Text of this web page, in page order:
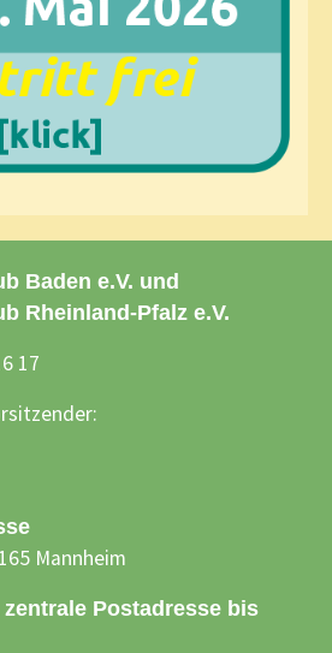
Baden e.V. und
Rheinland-Pfalz e.V.
17
Mannheim
Postadresse bis